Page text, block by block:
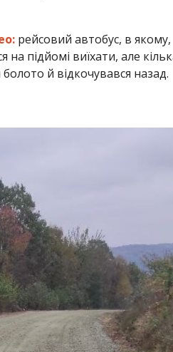
рейсовий автобус, в якому,
на підйомі виїхати, але
й відкочувався назад.